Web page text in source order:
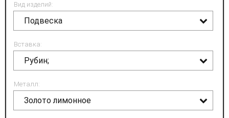
Вид изделий:
Подвеска
Вставка:
Рубин;
Металл:
Золото лимонное